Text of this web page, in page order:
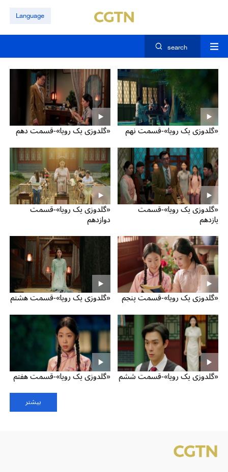
Language
search
«گلدوزی یک رویا»-قسمت نهم «گلدوزی یک رویا»-قسمت دهم
«گلدوزی یک رویا»-قسمت
یازدهم
«گلدوزی یک رویا»-قسمت
دوازدهم
«گلدوزی یک رویا»-قسمت پنجم «گلدوزی یک رویا»-قسمت هشتم
«گلدوزی یک رویا»-قسمت ششم «گلدوزی یک رویا»-قسمت هفتم
بیشتر